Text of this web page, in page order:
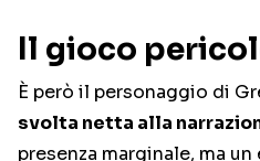
Il gioco
È però il personaggio di
svolta netta alla
presenza marginale, ma